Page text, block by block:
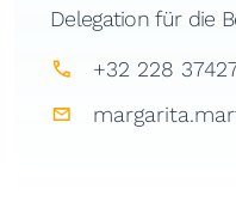
Delegation für die
+32 228